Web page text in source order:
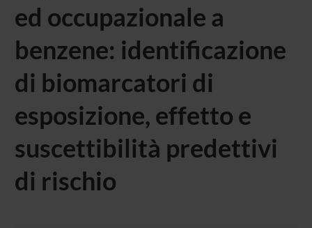
ed occupazionale a
benzene: identificazione
di biomarcatori di
esposizione, effetto e
suscettibilità predettivi
di rischio